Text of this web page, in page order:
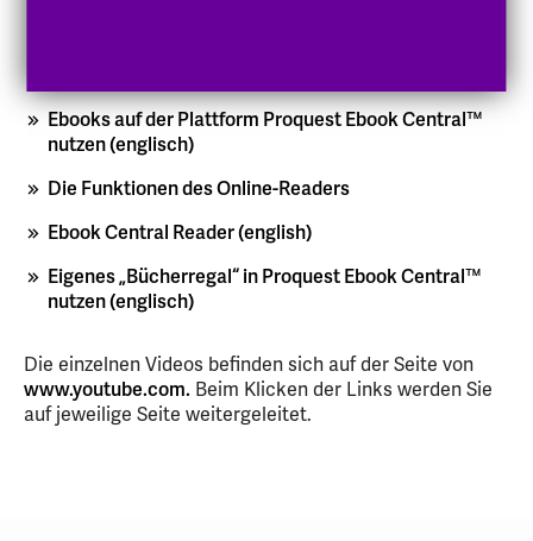
Ebooks auf der Plattform Proquest Ebook Central™
nutzen (englisch)
Die Funktionen des Online-Readers
Ebook Central Reader (english)
Eigenes „Bücherregal“ in Proquest Ebook Central™
nutzen (englisch)
Die einzelnen Videos befinden sich auf der Seite von
www.youtube.com. Beim Klicken der Links werden Sie
auf jeweilige Seite weitergeleitet.